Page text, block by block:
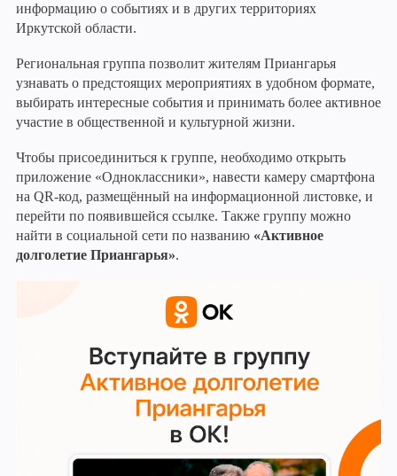
информацию о событиях и в других территориях
Иркутской области.
Региональная группа позволит жителям Приангарья
узнавать о предстоящих мероприятиях в удобном формате,
выбирать интересные события и принимать более активное
участие в общественной и культурной жизни.
Чтобы присоединиться к группе, необходимо открыть
приложение «Одноклассники», навести камеру смартфона
на QR-код, размещённый на информационной листовке, и
перейти по появившейся ссылке. Также группу можно
найти в социальной сети по названию «Активное
долголетие Приангарья».